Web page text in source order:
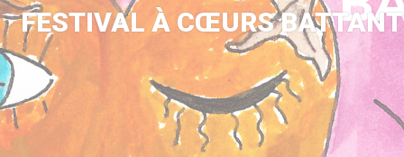
FESTIVAL À CŒURS